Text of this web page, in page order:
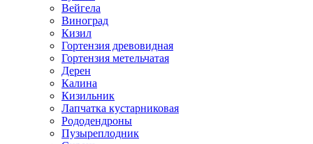
Вейгела
Виноград
Кизил
Гортензия древовидная
Гортензия метельчатая
Дерен
Калина
Кизильник
Лапчатка кустарниковая
Рододендроны
Пузыреплодник